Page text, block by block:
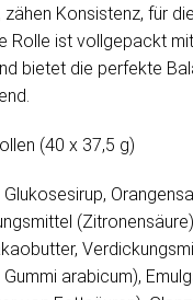
Konsistenz, für
Rolle ist vollgepackt
bietet die perfekte
(40 x 37,5 g)
arabicum),